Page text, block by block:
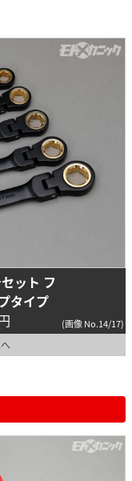
ット フ
タイプ
(画像 No.14/17)